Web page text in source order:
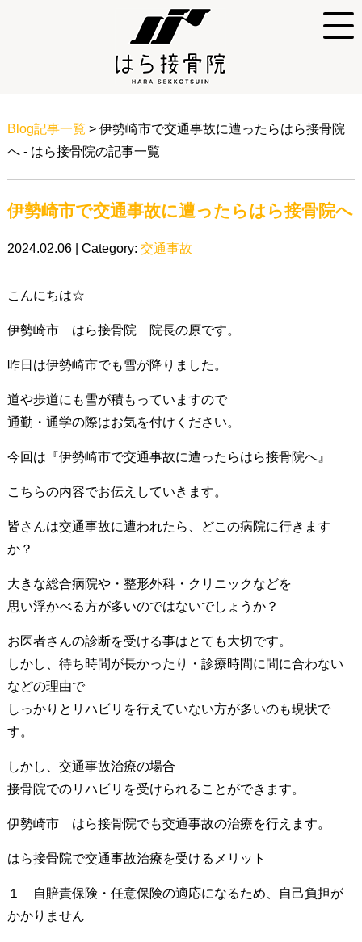
Blog記事一覧 > 伊勢崎市で交通事故に遭ったらはら接骨院
へ - はら接骨院の記事一覧
伊勢崎市で交通事故に遭ったらはら接骨院へ
2024.02.06 | Category: 交通事故
こんにちは☆
伊勢崎市 はら接骨院 院長の原です。
昨日は伊勢崎市でも雪が降りました。
道や歩道にも雪が積もっていますので
通勤・通学の際はお気を付けください。
今回は『伊勢崎市で交通事故に遭ったらはら接骨院へ』
こちらの内容でお伝えしていきます。
皆さんは交通事故に遭われたら、どこの病院に行きます
か？
大きな総合病院や・整形外科・クリニックなどを
思い浮かべる方が多いのではないでしょうか？
お医者さんの診断を受ける事はとても大切です。
しかし、待ち時間が長かったり・診療時間に間に合わない
などの理由で
しっかりとリハビリを行えていない方が多いのも現状で
す。
しかし、交通事故治療の場合
接骨院でのリハビリを受けられることができます。
伊勢崎市 はら接骨院でも交通事故の治療を行えます。
はら接骨院で交通事故治療を受けるメリット
１ 自賠責保険・任意保険の適応になるため、自己負担が
かかりません